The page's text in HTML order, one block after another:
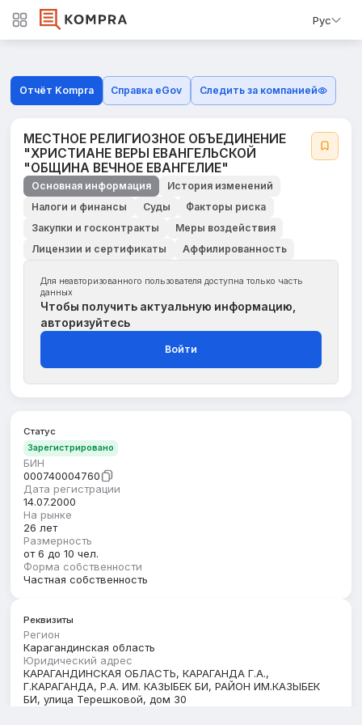
Рус
Отчёт Kompra Справка eGov Следить за компанией
МЕСТНОЕ РЕЛИГИОЗНОЕ ОБЪЕДИНЕНИЕ
"ХРИСТИАНЕ ВЕРЫ ЕВАНГЕЛЬСКОЙ
"ОБЩИНА ВЕЧНОЕ ЕВАНГЕЛИЕ"
Основная информация
История изменений
Налоги и финансы
Суды
Факторы риска
Закупки и госконтракты
Меры воздействия
Лицензии и сертификаты
Аффилированность
Для неавторизованного пользователя доступна только часть
данных
Чтобы получить актуальную информацию,
авторизуйтесь
Войти
Статус
Зарегистрировано
БИН
000740004760
Дата регистрации
14.07.2000
На рынке
26 лет
Размерность
от 6 до 10 чел.
Форма собственности
Частная собственность
Реквизиты
Регион
Карагандинская область
Юридический адрес
КАРАГАНДИНСКАЯ ОБЛАСТЬ, КАРАГАНДА Г.А.,
Г.КАРАГАНДА, Р.А. ИМ. КАЗЫБЕК БИ, РАЙОН ИМ.КАЗЫБЕК
БИ, улица Терешковой, дом 30